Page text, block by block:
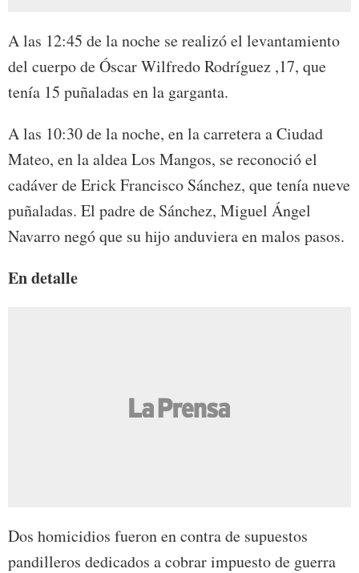
A las 12:45 de la noche se realizó el levantamiento
del cuerpo de Óscar Wilfredo Rodríguez ,17, que
tenía 15 puñaladas en la garganta.
A las 10:30 de la noche, en la carretera a Ciudad
Mateo, en la aldea Los Mangos, se reconoció el
cadáver de Erick Francisco Sánchez, que tenía nueve
puñaladas. El padre de Sánchez, Miguel Ángel
Navarro negó que su hijo anduviera en malos pasos.
En detalle
Dos homicidios fueron en contra de supuestos
pandilleros dedicados a cobrar impuesto de guerra